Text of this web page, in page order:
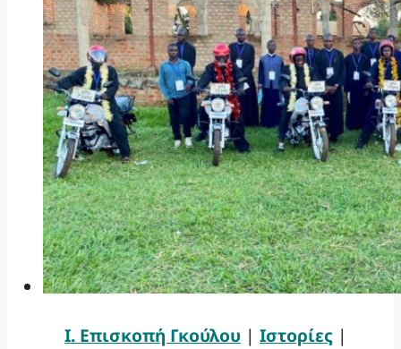
Ι. Επισκοπή Γκούλου | Ιστορίες |